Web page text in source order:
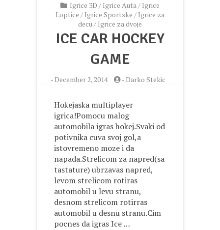
Igrice 3D / Igrice Auta/ Igrice
Loptice / Igrice Sportske / Igrice za
decu/ Igrice za dvoje
ICE CAR HOCKEY
GAME
-December 2, 2014 -Darko Stekic
Hokejaska multiplayer
igrica!Pomocu malog
automobila igras hokej.Svaki od
potivnika cuva svoj gol,a
istovremeno moze i da
napada.Strelicom za napred(sa
tastature) ubrzavas napred,
levom strelicom rotiras
automobil u levu stranu,
desnom strelicom rotirras
automobil u desnu stranu.Cim
pocnes da igras Ice …